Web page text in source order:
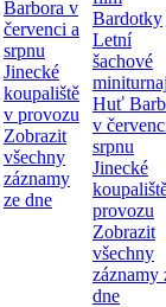
Barbora v
červenci a
srpnu
Jinecké
koupaliště
v provozu
Zobrazit
všechny
záznamy
ze dne
Bardotky
Letní
šachové
Huť
v
srpnu
Jinecké
provozu
Zobrazit
všechny
záznamy
dne